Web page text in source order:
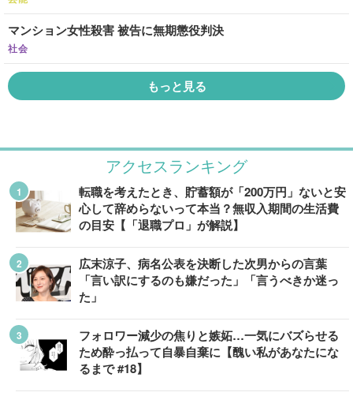
マンション女性殺害 被告に無期懲役判決
社会
もっと見る
アクセスランキング
転職を考えたとき、貯蓄額が「200万円」ないと安
心して辞めらないって本当？無収入期間の生活費
の目安【「退職プロ」が解説】
広末涼子、病名公表を決断した次男からの言葉
「言い訳にするのも嫌だった」「言うべきか迷っ
た」
フォロワー減少の焦りと嫉妬…一気にバズらせる
ため酔っ払って自暴自棄に【醜い私があなたにな
るまで #18】